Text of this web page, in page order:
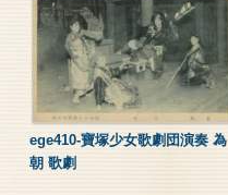
ege410-寶塚少女歌劇団演奏 為
朝 歌劇